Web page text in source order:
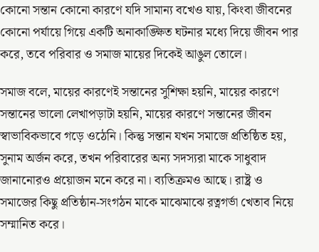
কোনো সন্তান কোনো কারণে যদি সামান্য বখেও যায়, কিংবা জীবনের
কোনো পর্যায়ে গিয়ে একটি অনাকাঙ্ক্ষিত ঘটনার মধ্যে দিয়ে জীবন পার
করে, তবে পরিবার ও সমাজ মায়ের দিকেই আঙুল তোলে।
সমাজ বলে, মায়ের কারণেই সন্তানের সুশিক্ষা হয়নি, মায়ের কারণে
সন্তানের ভালো লেখাপড়াটা হয়নি, মায়ের কারণে সন্তানের জীবন
স্বাভাবিকভাবে গড়ে ওঠেনি। কিন্তু সন্তান যখন সমাজে প্রতিষ্ঠিত হয়,
সুনাম অর্জন করে, তখন পরিবারের অন্য সদস্যরা মাকে সাধুবাদ
জানানোরও প্রয়োজন মনে করে না। ব্যতিক্রমও আছে। রাষ্ট্র ও
সমাজের কিছু প্রতিষ্ঠান-সংগঠন মাকে মাঝেমাঝে রত্নগর্ভা খেতাব নিয়ে
সম্মানিত করে।